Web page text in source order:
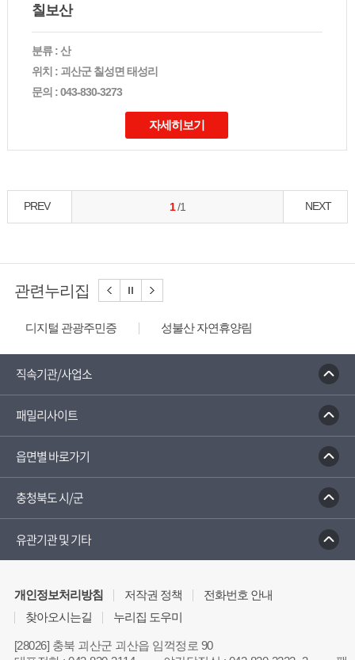
칠보산
분류 : 산
위치 : 괴산군 칠성면 태성리
문의 : 043-830-3273
자세히보기
PREV 1/1 NEXT
관련누리집
디지털 관광주민증
성불산 자연휴양림
충청나드리
대한민국 구석구석
직속기관/사업소
패밀리사이트
읍면별 바로가기
충청북도 시/군
유관기관 및 기타
개인정보처리방침 저작권 정책
전화번호 안내
찾아오시는길
누리집 도우미
[28026] 충북 괴산군 괴산읍 임꺽정로 90